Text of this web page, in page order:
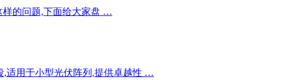
样的问题,下面给大家盘 …
,适用于小型光伏阵列,提供卓越性 …